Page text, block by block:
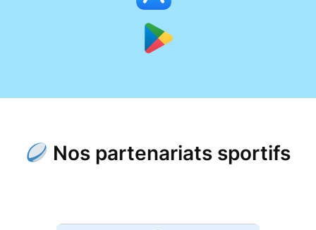
Nos partenariats sportifs